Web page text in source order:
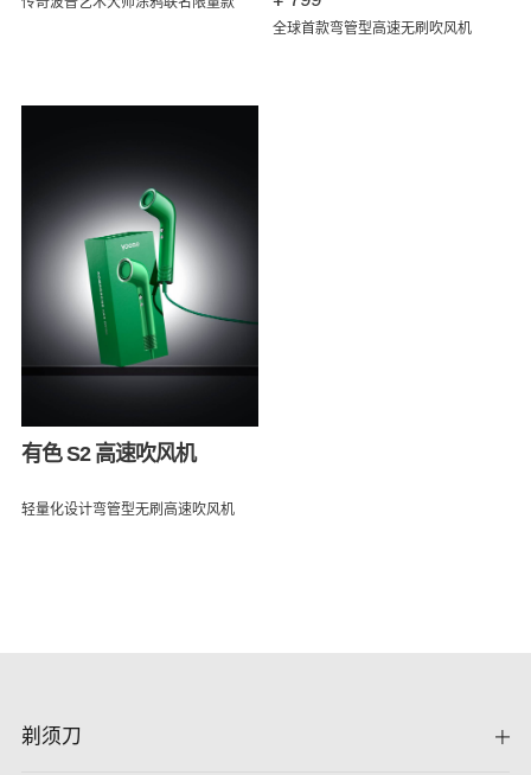
全球首款弯管型高速无刷吹风机
有色 S2 高速吹风机
轻量化设计弯管型无刷高速吹风机
剃须刀